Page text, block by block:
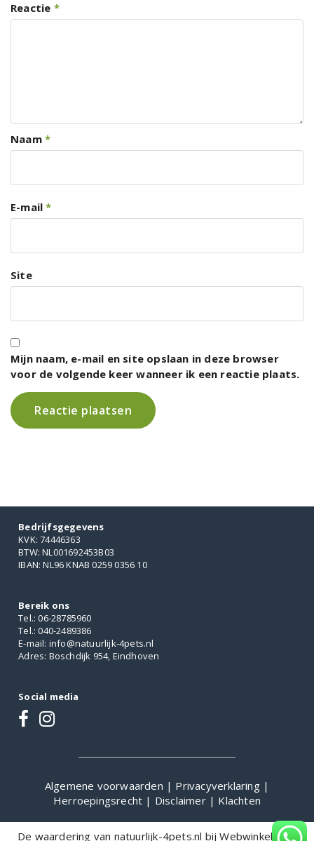
Reactie *
Naam *
E-mail*
Site
Mijn naam, e-mail en site opslaan in deze browser
voor de volgende keer wanneer ik een reactie plaats.
Bedrijfsgegevens
KVK: 74446363
BTW: NL001692453B03
IBAN: NL96 KNAB 0259 0356 10
Bereik ons
Tel.: 06-28785960
Tel.: 040-2489386
E-mail: info@natuurlijk-4pets.nl
Adres: Boschdijk 954, Eindhoven
Social media
Algemene voorwaarden | Privacyverklaring |
Herroepingsrecht | Disclaimer | Klachten
De waardering van natuurlijk-4pets.nl bijWebwinkelKeur